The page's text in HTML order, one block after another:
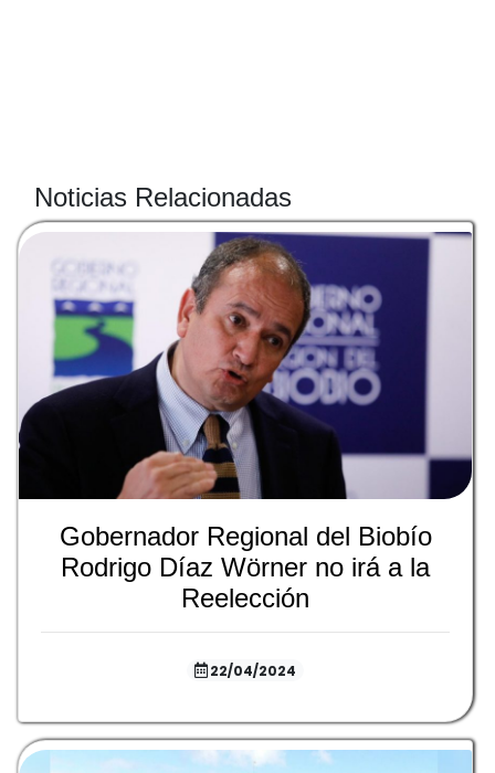
Noticias Relacionadas
Gobernador Regional del Biobío
Rodrigo Díaz Wörner no irá a la
Reelección
22/04/2024